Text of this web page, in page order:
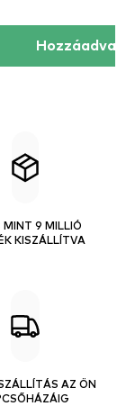
Hozzáadva
MINT 9 MILLIÓ
KISZÁLLÍTVA
AZ ÖN